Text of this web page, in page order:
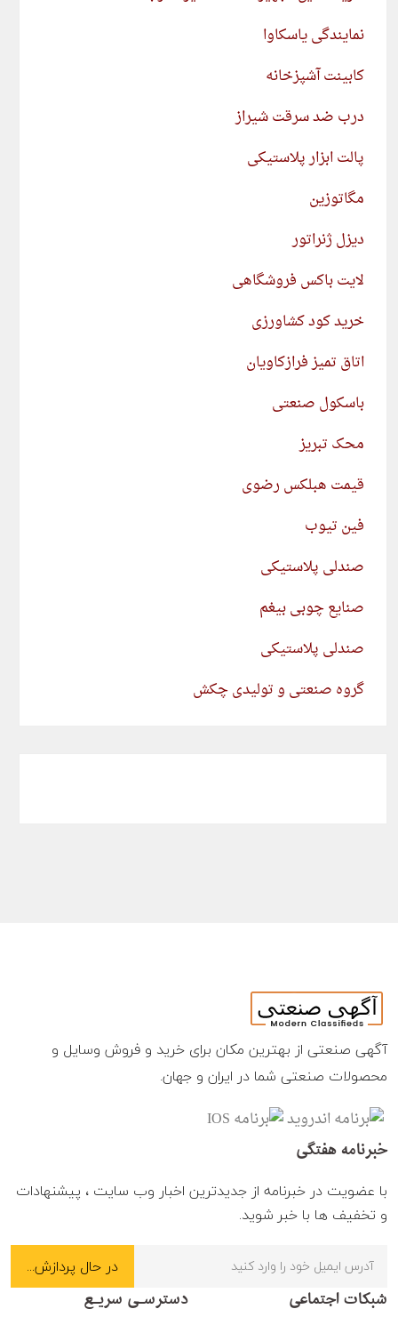
نمایندگی یاسکاوا
کابینت آشپزخانه
درب ضد سرقت شیراز
پالت ابزار پلاستیکی
مگاتوزین
دیزل ژنراتور
لایت باکس فروشگاهی
خرید کود کشاورزی
اتاق تمیز فرازکاویان
باسکول صنعتی
محک تبریز
قیمت هبلکس رضوی
فین تیوب
صندلی پلاستیکی
صنایع چوبی بیغم
صندلی پلاستیکی
گروه صنعتی و تولیدی چکش
آگهی صنعتی از بهترین مکان برای خرید و فروش وسایل و
محصولات صنعتی شما در ایران و جهان.
خبرنامه هفتگی
با عضویت در خبرنامه از جدیدترین اخبار وب سایت ، پیشنهادات
و تخفیف ها با خبر شوید.
شبکات اجتماعی دسترسـی سریـع